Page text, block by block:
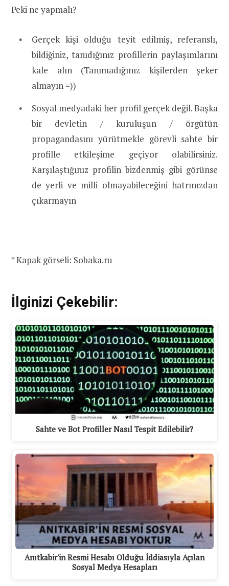
Peki ne yapmalı?
Gerçek kişi olduğu teyit edilmiş, referanslı,
bildiğiniz, tanıdığınız profillerin paylaşımlarını
kale alın (Tanımadığınız kişilerden şeker
almayın =))
Sosyal medyadaki her profil gerçek değil. Başka
bir devletin / kuruluşun / örgütün
propagandasını yürütmekle görevli sahte bir
profille etkileşime geçiyor olabilirsiniz.
Karşılaştığınız profilin bizdenmiş gibi görünse
de yerli ve milli olmayabileceğini hatrınızdan
çıkarmayın
* Kapak görseli: Sobaka.ru
İlginizi Çekebilir:
Sahte ve Bot Profiller Nasıl Tespit Edilebilir?
Anıtkabir'in Resmi Hesabı Olduğu İddiasıyla Açılan
Sosyal Medya Hesapları